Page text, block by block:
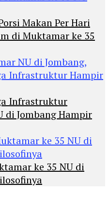
Makan Per Hari
di Muktamar ke 35
Infrastruktur
di Jombang Hampir
ke 35 NU di